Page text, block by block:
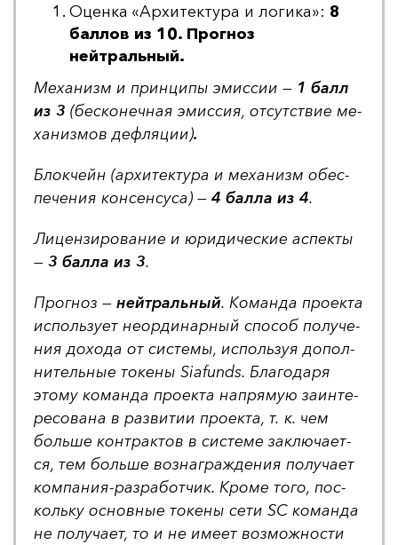
Оценка «Архитектура и логика»: 8
баллов из 10. Прогноз
нейтральный.
Ме­ха­низм и прин­ци­пы эмис­сии — 1 балл
из 3 (бес­ко­неч­ная эмис­сия, от­сутс­твие ме­
ха­низ­мов деф­ля­ции).
Блок­чейн (ар­хи­тек­ту­ра и ме­ха­низм обес­
пе­че­ния кон­сен­су­са) — 4 бал­ла из 4.
Ли­цен­зи­ро­ва­ние и юри­ди­чес­кие ас­пек­ты
— 3 бал­ла из 3.
Прог­ноз — ней­траль­ный. Ко­ман­да про­ек­та
ис­поль­зу­ет не­ор­ди­нар­ный спо­соб по­лу­че­
ния до­хо­да от сис­те­мы, ис­поль­зуя до­пол­
ни­тель­ные то­ке­ны Siafunds. Бла­го­да­ря
это­му ко­ман­да про­ек­та нап­ря­мую за­ин­те­
ре­со­ва­на в раз­ви­тии про­ек­та, т. к. чем
боль­ше кон­трак­тов в сис­те­ме зак­лю­ча­ет­
ся, тем боль­ше воз­наг­раж­де­ния по­лу­ча­ет
ком­па­ния-раз­ра­бот­чик. Кро­ме то­го, пос­
коль­ку ос­нов­ные то­ке­ны се­ти SC ко­ман­да
не по­лу­ча­ет, то и не име­ет воз­мож­нос­ти